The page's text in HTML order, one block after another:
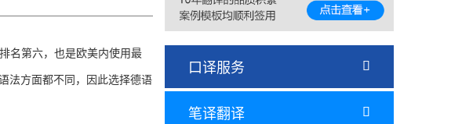
名第六，也是欧美内使用最
法方面都不同，因此选择德语
口译服务 
笔译翻译 